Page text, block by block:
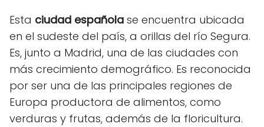
Esta ciudad española se encuentra ubicada
en el sudeste del país, a orillas del río Segura.
Es, junto a Madrid, una de las ciudades con
más crecimiento demográfico. Es reconocida
por ser una de las principales regiones de
Europa productora de alimentos, como
verduras y frutas, además de la floricultura.